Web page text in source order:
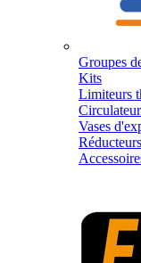
Groupes
Kits
Limiteurs
Vases